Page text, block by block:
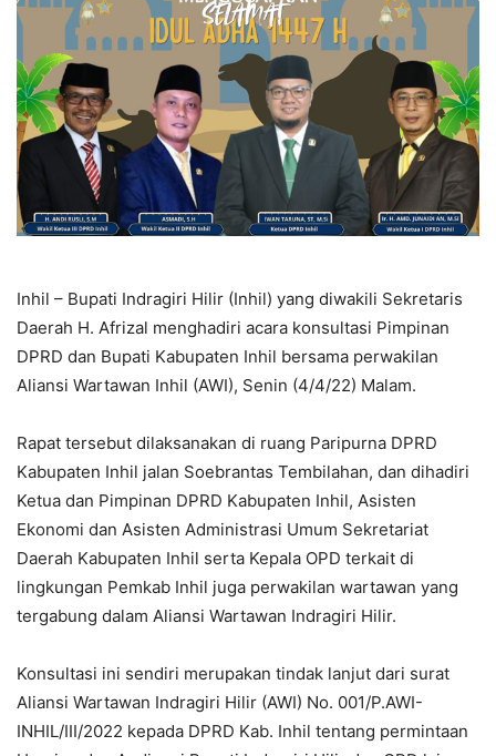
Inhil – Bupati Indragiri Hilir (Inhil) yang diwakili Sekretaris
Daerah H. Afrizal menghadiri acara konsultasi Pimpinan
DPRD dan Bupati Kabupaten Inhil bersama perwakilan
Aliansi Wartawan Inhil (AWI), Senin (4/4/22) Malam.
Rapat tersebut dilaksanakan di ruang Paripurna DPRD
Kabupaten Inhil jalan Soebrantas Tembilahan, dan dihadiri
Ketua dan Pimpinan DPRD Kabupaten Inhil, Asisten
Ekonomi dan Asisten Administrasi Umum Sekretariat
Daerah Kabupaten Inhil serta Kepala OPD terkait di
lingkungan Pemkab Inhil juga perwakilan wartawan yang
tergabung dalam Aliansi Wartawan Indragiri Hilir.
Konsultasi ini sendiri merupakan tindak lanjut dari surat
Aliansi Wartawan Indragiri Hilir (AWI) No. 001/P.AWI-
INHIL/III/2022 kepada DPRD Kab. Inhil tentang permintaan